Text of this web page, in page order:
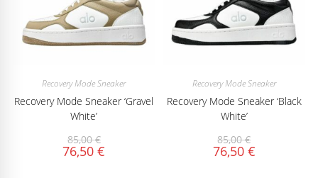
Recovery Mode Sneaker
Recovery Mode Sneaker ‘Gravel
White’
85,00€
76,50€
Recovery Mode Sneaker
Recovery Mode Sneaker ‘Black
White’
85,00€
76,50 €